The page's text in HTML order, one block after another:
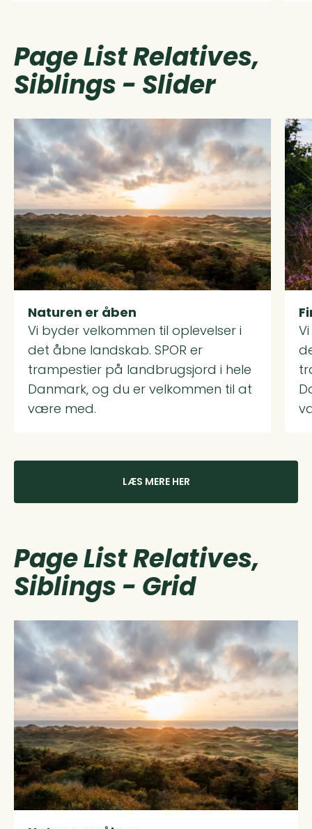
Page List Relatives,
Siblings - Slider
Read more about Naturen er åben
Naturen er åben
Vi byder velkommen til oplevelser i
det åbne landskab. SPOR er
trampestier på landbrugsjord i hele
Danmark, og du er velkommen til at
være med.
LÆS MERE HER
Page List Relatives,
Siblings - Grid
Read more about Naturen er åben